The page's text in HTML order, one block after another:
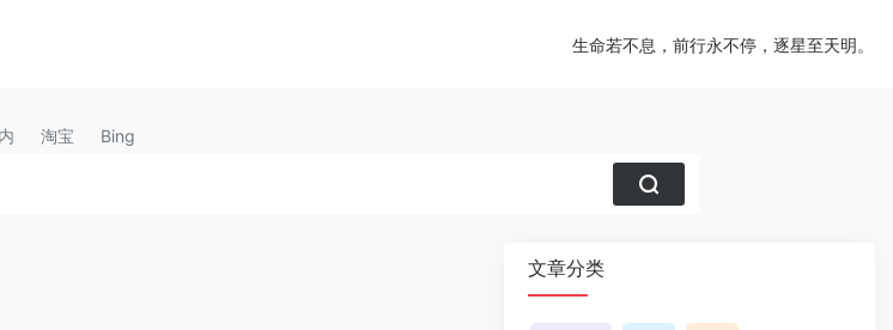
生命若不息，前行永不停，逐星至天明。
淘宝 Bing
文章分类